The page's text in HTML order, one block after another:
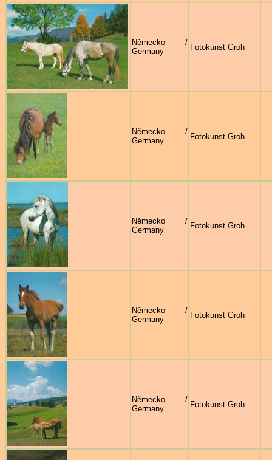
Německo /
Germany
Fotokunst Groh
Německo /
Germany
Fotokunst Groh
Německo /
Germany
Fotokunst Groh
Německo /
Germany
Fotokunst Groh
Německo /
Germany
Fotokunst Groh